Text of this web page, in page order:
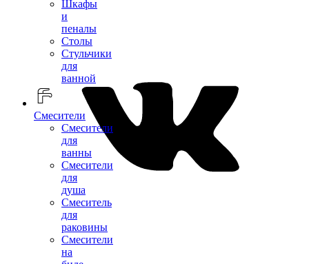
Шкафы
и
пеналы
Столы
Стульчики
для
ванной
Смесители
Смесители
для
ванны
Смесители
для
душа
Смеситель
для
раковины
Смесители
на